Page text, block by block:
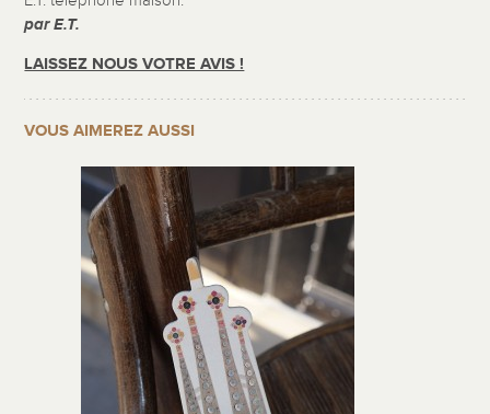
par E.T.
LAISSEZ NOUS VOTRE AVIS !
VOUS AIMEREZ AUSSI